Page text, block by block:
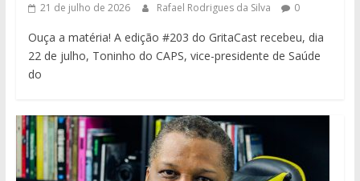
21 de julho de 2026 Rafael Rodrigues da Silva 0
Ouça a matéria! A edição #203 do GritaCast recebeu, dia
22 de julho, Toninho do CAPS, vice-presidente de Saúde
do